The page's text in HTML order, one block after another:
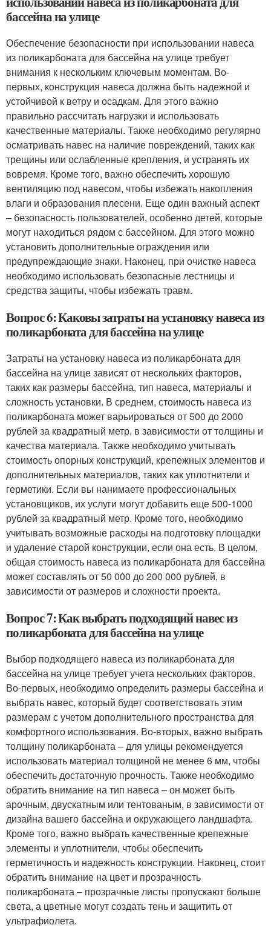
бассейна на улице
Обеспечение безопасности при использовании навеса
из поликарбоната для бассейна на улице требует
внимания к нескольким ключевым моментам. Во-
первых, конструкция навеса должна быть надежной и
устойчивой к ветру и осадкам. Для этого важно
правильно рассчитать нагрузки и использовать
качественные материалы. Также необходимо регулярно
осматривать навес на наличие повреждений, таких как
трещины или ослабленные крепления, и устранять их
вовремя. Кроме того, важно обеспечить хорошую
вентиляцию под навесом, чтобы избежать накопления
влаги и образования плесени. Еще один важный аспект
– безопасность пользователей, особенно детей, которые
могут находиться рядом с бассейном. Для этого можно
установить дополнительные ограждения или
предупреждающие знаки. Наконец, при очистке навеса
необходимо использовать безопасные лестницы и
средства защиты, чтобы избежать травм.
Вопрос 6: Каковы затраты на установку навеса из
поликарбоната для бассейна на улице
Затраты на установку навеса из поликарбоната для
бассейна на улице зависят от нескольких факторов,
таких как размеры бассейна, тип навеса, материалы и
сложность установки. В среднем, стоимость навеса из
поликарбоната может варьироваться от 500 до 2000
рублей за квадратный метр, в зависимости от толщины и
качества материала. Также необходимо учитывать
стоимость опорных конструкций, крепежных элементов и
дополнительных материалов, таких как уплотнители и
герметики. Если вы нанимаете профессиональных
установщиков, их услуги могут добавить еще 500-1000
рублей за квадратный метр. Кроме того, необходимо
учитывать возможные расходы на подготовку площадки
и удаление старой конструкции, если она есть. В целом,
общая стоимость навеса из поликарбоната для бассейна
может составлять от 50 000 до 200 000 рублей, в
зависимости от размеров и сложности проекта.
Вопрос 7: Как выбрать подходящий навес из
поликарбоната для бассейна на улице
Выбор подходящего навеса из поликарбоната для
бассейна на улице требует учета нескольких факторов.
Во-первых, необходимо определить размеры бассейна и
выбрать навес, который будет соответствовать этим
размерам с учетом дополнительного пространства для
комфортного использования. Во-вторых, важно выбрать
толщину поликарбоната – для улицы рекомендуется
использовать материал толщиной не менее 6 мм, чтобы
обеспечить достаточную прочность. Также необходимо
обратить внимание на тип навеса – он может быть
арочным, двускатным или тентованым, в зависимости от
дизайна вашего бассейна и окружающего ландшафта.
Кроме того, важно выбрать качественные крепежные
элементы и уплотнители, чтобы обеспечить
герметичность и надежность конструкции. Наконец, стоит
обратить внимание на цвет и прозрачность
поликарбоната – прозрачные листы пропускают больше
света, а цветные могут создать тень и защитить от
ультрафиолета.